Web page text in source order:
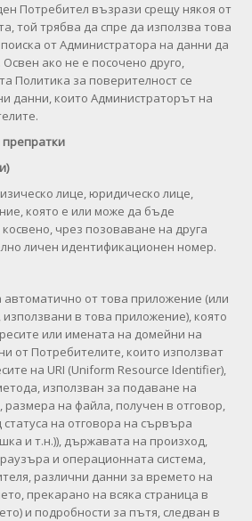
Потребител възрази срещу някоя от
той трябва да спре да използва това
от Администратора на данни да
ако не е посочено друго,
Политика за поверителност се
данни, които Администраторът на
лице, юридическо лице,
която е или може да бъде
чрез позоваване на друга
личен идентификационен номер.
от това приложение (или
използвани в това приложение), която
или имената на домейни на
от Потребителите, които използват
на URI (Uniform Resource Identifier),
използван за подаване на
на файла, получен в отговор,
на отговора на сървъра
и т.н.)), държавата на произход,
и операционната система,
различни данни за времето на
прекарано на всяка страница в
и подробности за пътя, следван в